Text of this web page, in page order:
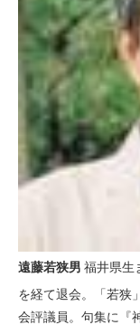
遠藤若狭男 福井県生
を経て退会。「若狭
会評議員。句集に『